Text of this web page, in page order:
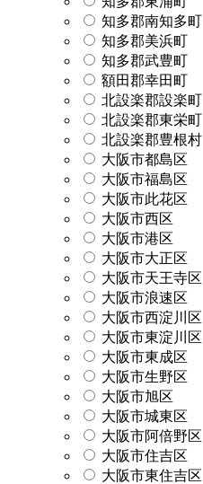
知多郡南知多町
知多郡美浜町
知多郡武豊町
額田郡幸田町
北設楽郡設楽町
北設楽郡東栄町
北設楽郡豊根村
大阪市都島区
大阪市福島区
大阪市此花区
大阪市西区
大阪市港区
大阪市大正区
大阪市天王寺区
大阪市浪速区
大阪市西淀川区
大阪市東淀川区
大阪市東成区
大阪市生野区
大阪市旭区
大阪市城東区
大阪市阿倍野区
大阪市住吉区
大阪市東住吉区